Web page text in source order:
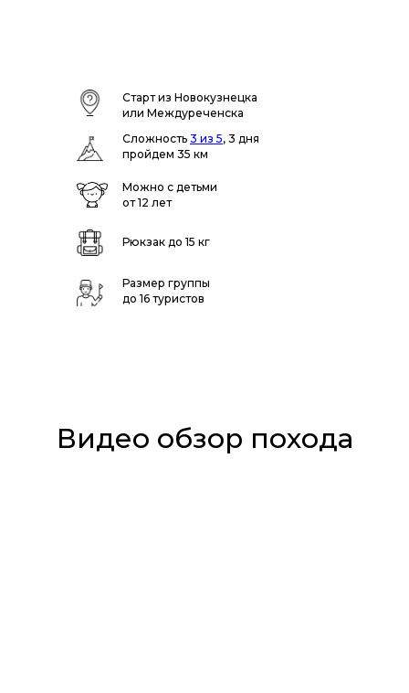
Старт из Новокузнецка
или Междуреченска
Сложность 3 из 5, 3 дня
пройдем 35 км
Рюкзак до 15 кг
Размер группы
до 16 туристов
Можно с детьми
от 12 лет
Видео обзор похода